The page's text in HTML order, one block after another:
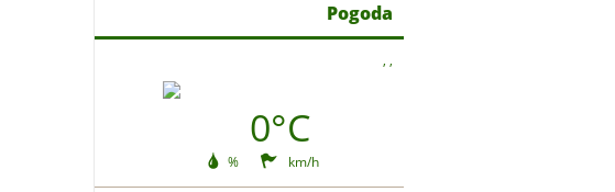
Pogoda
, ,
0°C
% km/h